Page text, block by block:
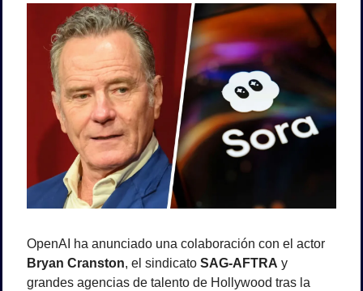
Bryan Cranston, el sindicato SAG-AFTRA y
grandes agencias de talento de Hollywood tras la